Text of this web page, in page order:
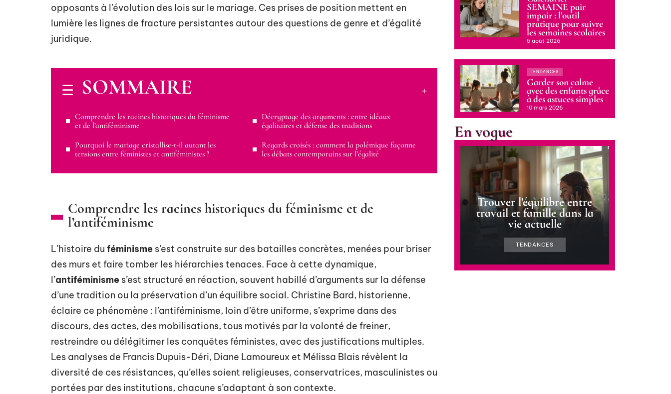
opposants à l’évolution des lois sur le mariage. Ces prises de position mettent en
lumière les lignes de fracture persistantes autour des questions de genre et d’égalité
juridique.
SOMMAIRE
Comprendre les racines historiques du féminisme
et de l’antiféminisme
Pourquoi le mariage cristallise-t-il autant les
tensions entre féministes et antiféministes ?
Décryptage des arguments : entre idéaux
égalitaires et défense des traditions
Regards croisés : comment la polémique façonne
les débats contemporains sur l’égalité
Comprendre les racines historiques du féminisme et de
l’antiféminisme
L’histoire du féminisme s’est construite sur des batailles concrètes, menées pour briser
des murs et faire tomber les hiérarchies tenaces. Face à cette dynamique,
l’antiféminisme s’est structuré en réaction, souvent habillé d’arguments sur la défense
d’une tradition ou la préservation d’un équilibre social. Christine Bard, historienne,
éclaire ce phénomène : l’antiféminisme, loin d’être uniforme, s’exprime dans des
discours, des actes, des mobilisations, tous motivés par la volonté de freiner,
restreindre ou délégitimer les conquêtes féministes, avec des justifications multiples.
Les analyses de Francis Dupuis-Déri, Diane Lamoureux et Mélissa Blais révèlent la
diversité de ces résistances, qu’elles soient religieuses, conservatrices, masculinistes ou
portées par des institutions, chacune s’adaptant à son contexte.
SEMAINE pair
impair : l’outil
pratique pour suivre
les semaines scolaires
5 août 2026
TENDANCES
Garder son calme
avec des enfants grâce
à des astuces simples
10 mars 2026
En vogue
Trouver l’équilibre entre
travail et famille dans la
vie actuelle
TENDANCES